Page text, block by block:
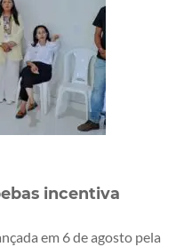
incentiva
em 6 de agosto pela